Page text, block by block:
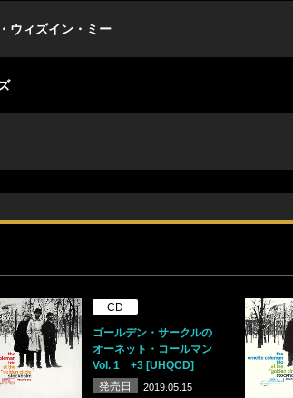
ウィズイン・ミー
CD
ゴールデン・サークルの
オーネット・コールマン
Vol. 1 +3 [UHQCD]
発売日
2019.05.15